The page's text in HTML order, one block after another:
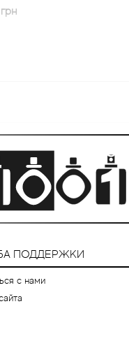
ПОДДЕРЖКИ
с нами